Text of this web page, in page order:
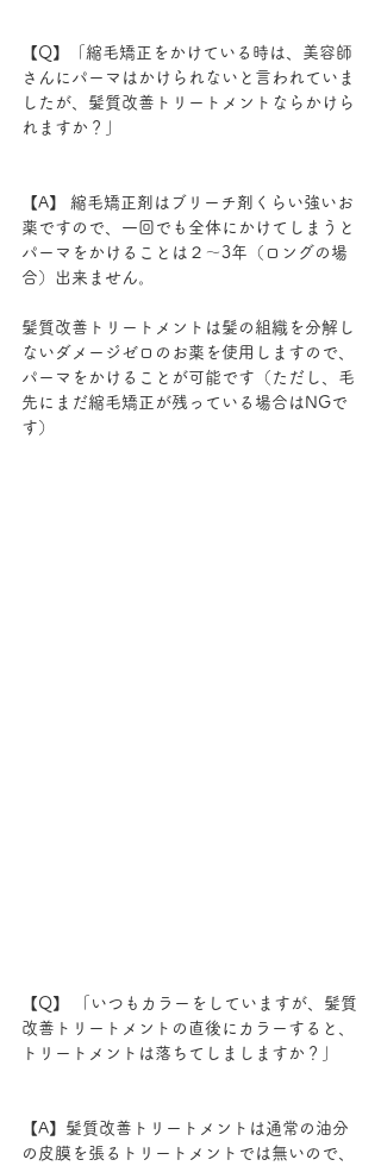
【Q】「縮毛矯正をかけている時は、美容師
さんにパーマはかけられないと言われていま
したが、髪質改善トリートメントならかけら
れますか？」
【A】 縮毛矯正剤はブリーチ剤くらい強いお
薬ですので、一回でも全体にかけてしまうと
パーマをかけることは２～3年（ロングの場
合）出来ません。
髪質改善トリートメントは髪の組織を分解し
ないダメージゼロのお薬を使用しますので、
パーマをかけることが可能です（ただし、毛
先にまだ縮毛矯正が残っている場合はNGで
す）
【Q】 「いつもカラーをしていますが、髪質
改善トリートメントの直後にカラーすると、
トリートメントは落ちてしましますか？」
【A】髪質改善トリートメントは通常の油分
の皮膜を張るトリートメントでは無いので、